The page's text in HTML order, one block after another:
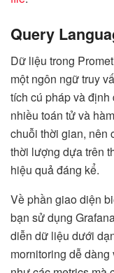
Query
Dữ liệu trong
một ngôn ngữ truy
tích cú pháp và
nhiều toán tử và
chuỗi thời gian, nên
thời lượng dựa trên
hiệu quả đáng kể.
Về phần giao diện
bạn sử dụng
diễn dữ liệu dưới
mornitoring dễ